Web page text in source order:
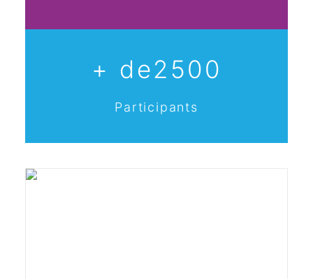
+ de2500
Participants